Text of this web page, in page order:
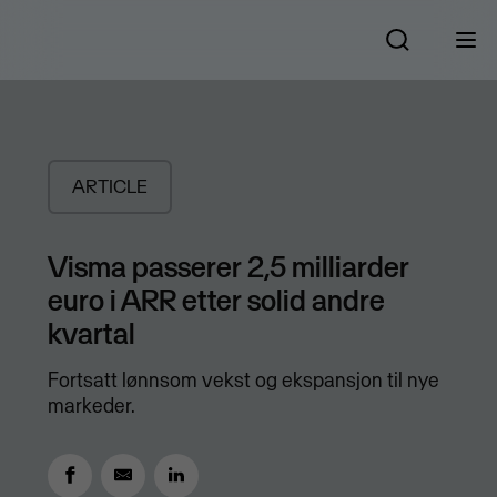
ARTICLE
Visma passerer 2,5 milliarder
euro i ARR etter solid andre
kvartal
Fortsatt lønnsom vekst og ekspansjon til nye
markeder.